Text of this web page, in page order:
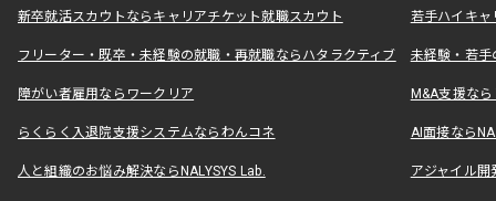
新卒就活スカウトならキャリアチケット就職スカウト 若手ハイキ
フリーター・既卒・未経験の就職・再就職ならハタラクティブ 未経験・若手
障がい者雇用ならワークリア M&A支援な
らくらく入退院支援システムならわんコネ AI面接なら
人と組織のお悩み解決ならNALYSYS Lab. アジャイル